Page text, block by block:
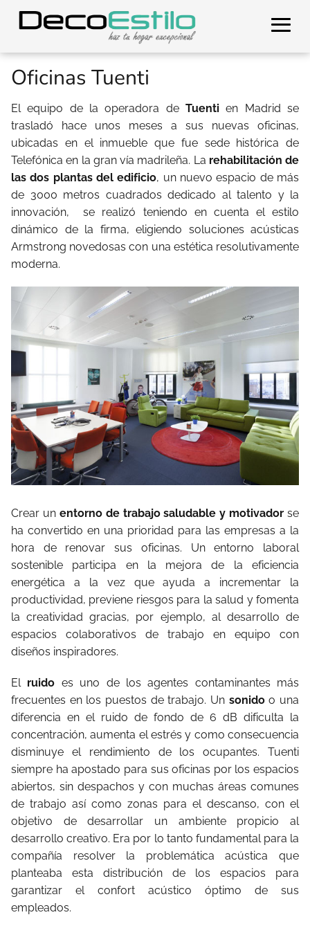
Oficinas Tuenti
El equipo de la operadora de Tuenti en Madrid se
trasladó hace unos meses a sus nuevas oficinas,
ubicadas en el inmueble que fue sede histórica de
Telefónica en la gran vía madrileña. La rehabilitación de
las dos plantas del edificio, un nuevo espacio de más
de 3000 metros cuadrados dedicado al talento y la
innovación, se realizó teniendo en cuenta el estilo
dinámico de la firma, eligiendo soluciones acústicas
Armstrong novedosas con una estética resolutivamente
moderna.
Crear un entorno de trabajo saludable y motivador se
ha convertido en una prioridad para las empresas a la
hora de renovar sus oficinas. Un entorno laboral
sostenible participa en la mejora de la eficiencia
energética a la vez que ayuda a incrementar la
productividad, previene riesgos para la salud y fomenta
la creatividad gracias, por ejemplo, al desarrollo de
espacios colaborativos de trabajo en equipo con
diseños inspiradores.
El ruido es uno de los agentes contaminantes más
frecuentes en los puestos de trabajo. Un sonidoo una
diferencia en el ruido de fondo de 6 dB dificulta la
concentración, aumenta el estrés y como consecuencia
disminuye el rendimiento de los ocupantes. Tuenti
siempre ha apostado para sus oficinas por los espacios
abiertos, sin despachos y con muchas áreas comunes
de trabajo así como zonas para el descanso, con el
objetivo de desarrollar un ambiente propicio al
desarrollo creativo. Era por lo tanto fundamental para la
compañía resolver la problemática acústica que
planteaba esta distribución de los espacios para
garantizar el confort acústico óptimo de sus
empleados.